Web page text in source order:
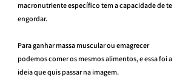
macronutriente específico tem a capacidade de te
engordar.
Para ganhar massa muscular ou emagrecer
podemos comer os mesmos alimentos, e essa foi a
ideia que quis passar na imagem.